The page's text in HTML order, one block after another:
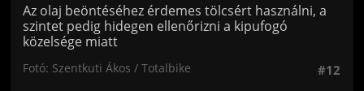
Az olaj beöntéséhez érdemes tölcsért használni, a
szintet pedig hidegen ellenőrizni a kipufogó
közelsége miatt
Fotó: Szentkuti Ákos / Totalbike #12